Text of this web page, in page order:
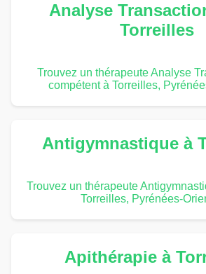
Analyse
Torreilles
Trouvez un thérapeute Analyse
compétent à Torreilles,
Antigymnastique à
Trouvez un thérapeute
Torreilles, Pyrénées-
Apithérapie à